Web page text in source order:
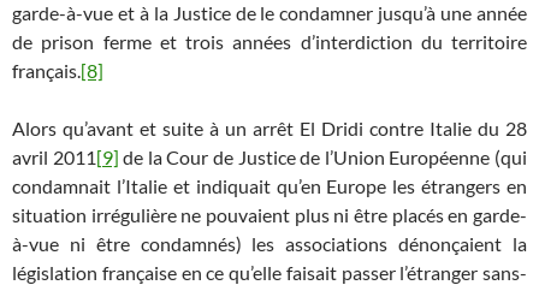
garde-à-vue et à la Justice de le condamner jusqu’à une année
de prison ferme et trois années d’interdiction du territoire
français.[8]
Alors qu’avant et suite à un arrêt El Dridi contre Italie du 28
avril 2011[9] de la Cour de Justice de l’Union Européenne (qui
condamnait l’Italie et indiquait qu’en Europe les étrangers en
situation irrégulière ne pouvaient plus ni être placés en garde-
à-vue ni être condamnés) les associations dénonçaient la
législation française en ce qu’elle faisait passer l’étranger sans-